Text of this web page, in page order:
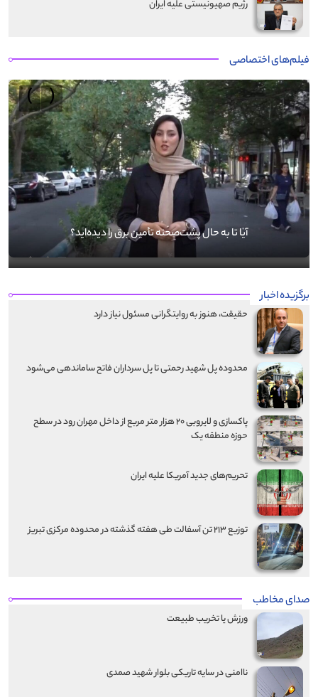
رژیم صهیونیستی علیه ایران
فیلم‌های اختصاصی
آیا تا به حال پشت‌صحنه تأمین برق را دیده‌اید؟
‹
›
برگزیده اخبار
حقیقت، هنوز به روایتگرانی مسئول نیاز دارد
محدوده پل شهید رحمتی تا پل سرداران فاتح ساماندهی می‌شود
پاکسازی و لایروبی ۲۰ هزار متر مربع از داخل مهران رود در سطح
حوزه منطقه یک
تحریم‌های جدید آمریکا علیه ایران
توزیع ۲۱۳ تن آسفالت طی هفته گذشته در محدوده مرکزی تبریز
صدای مخاطب
ورزش یا تخریب طبیعت
ناامنی در سایه تاریکی بلوار شهید صمدی